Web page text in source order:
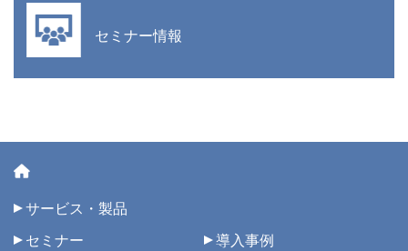
セミナー情報
サービス・製品
セミナー
導入事例